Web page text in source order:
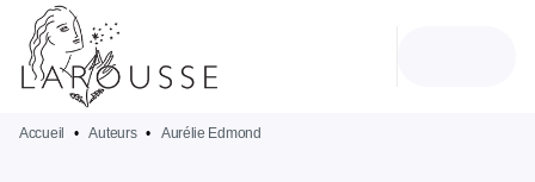
MENU
PIED DE PAGE
Accueil • Auteurs • Aurélie Edmond